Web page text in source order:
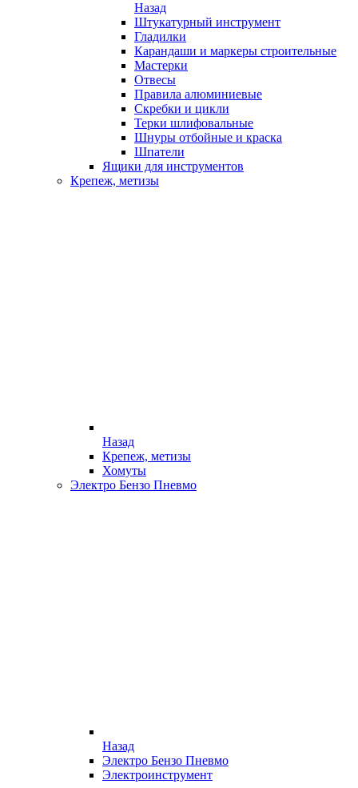
Назад
Штукатурный инструмент
Гладилки
Карандаши и маркеры строительные
Мастерки
Отвесы
Правила алюминиевые
Скребки и цикли
Терки шлифовальные
Шнуры отбойные и краска
Шпатели
Ящики для инструментов
Крепеж, метизы
Назад
Крепеж, метизы
Хомуты
Электро Бензо Пневмо
Назад
Электро Бензо Пневмо
Электроинструмент